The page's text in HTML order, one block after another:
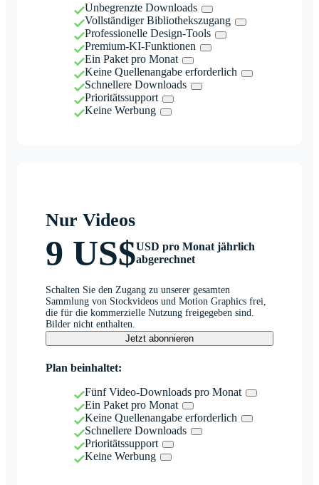
Unbegrenzte Downloads
Vollständiger Bibliothekszugang
Professionelle Design-Tools
Premium-KI-Funktionen
Ein Paket pro Monat
Keine Quellenangabe erforderlich
Schnellere Downloads
Prioritätssupport
Keine Werbung
Nur Videos
9 US$USD pro Monat jährlich
abgerechnet
Schalten Sie den Zugang zu unserer gesamten
Sammlung von Stockvideos und Motion Graphics frei,
die für die kommerzielle Nutzung freigegeben sind.
Bilder nicht enthalten.
Jetzt abonnieren
Plan beinhaltet:
Fünf Video-Downloads pro Monat
Ein Paket pro Monat
Keine Quellenangabe erforderlich
Schnellere Downloads
Prioritätssupport
Keine Werbung